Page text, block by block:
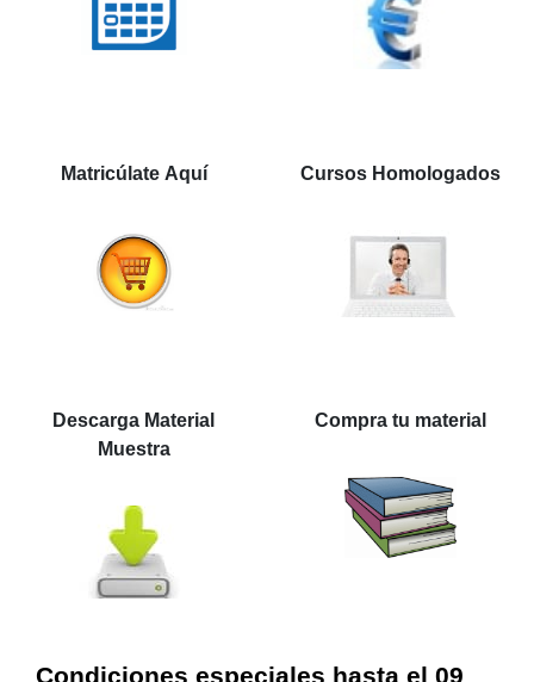
Matricúlate Aquí Cursos Homologados
Descarga Material
Muestra
Compra tu material
Condiciones especiales hasta el 09